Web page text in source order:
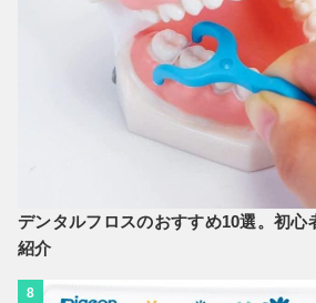
デンタルフロスのおすすめ10選。初心
紹介
8